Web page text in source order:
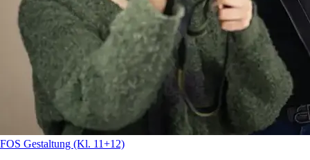
FOS Gestaltung (Kl. 11+12)